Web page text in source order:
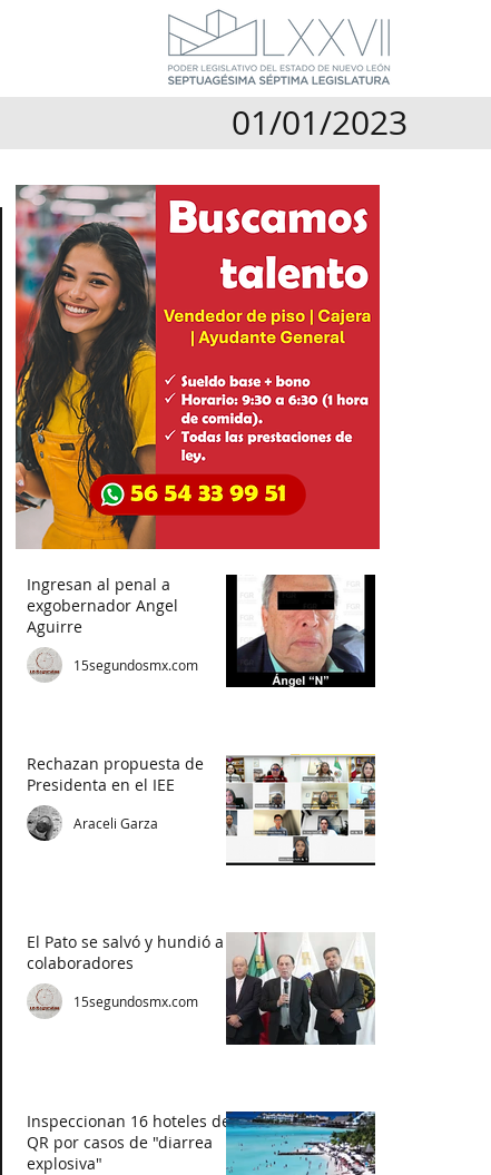
01/01/2023
Ingresan al penal a
exgobernador Angel
Aguirre
15segundosmx.com
Rechazan propuesta de
Presidenta en el IEE
Araceli Garza
El Pato se salvó y hundió a
colaboradores
15segundosmx.com
Inspeccionan 16 hoteles de
QR por casos de "diarrea
explosiva"